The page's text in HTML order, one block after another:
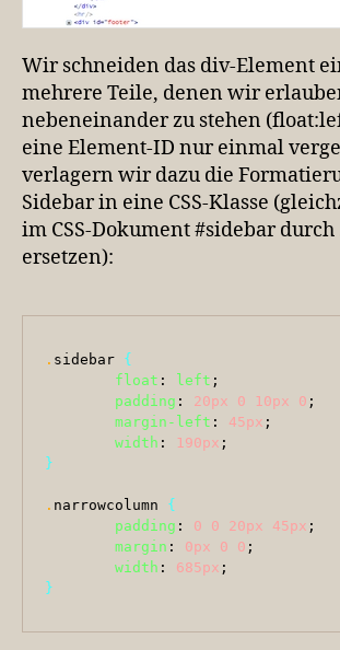
Wir schneiden das div-Element
mehrere Teile, denen wir
nebeneinander zu stehen
eine Element-ID nur einmal
verlagern wir dazu die
Sidebar in eine CSS-Klasse
im CSS-Dokument #sidebar
ersetzen):
. sidebar {
float : left ;
padding : 20px 0 10px 0 ;
margin-left : 45px ;
width : 190px
}
. narrowcolumn {
padding : 0 0 20px 45px ;
margin : 0px 0 0 ;
width : 685px
}